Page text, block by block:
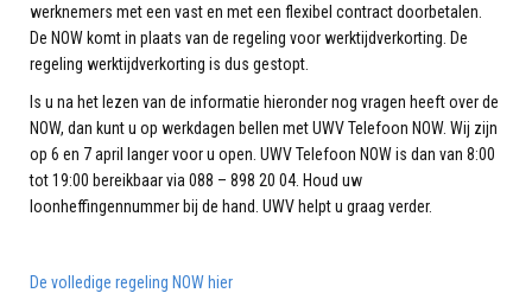
werknemers met een vast en met een flexibel contract doorbetalen.
De NOW komt in plaats van de regeling voor werktijdverkorting. De
regeling werktijdverkorting is dus gestopt.
ls u na het lezen van de informatie hieronder nog vragen heeft over de
NOW, dan kunt u op werkdagen bellen met UWV Telefoon NOW. Wij zijn
op 6 en 7 april langer voor u open. UWV Telefoon NOW is dan van 8:00
tot 19:00 bereikbaar via 088 – 898 20 04. Houd uw
loonheffingennummer bij de hand. UWV helpt u graag verder.
De volledige regeling NOW hier